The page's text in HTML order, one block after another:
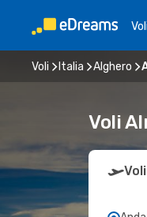
Voli
Voli Italia Alghero
Voli
Voli